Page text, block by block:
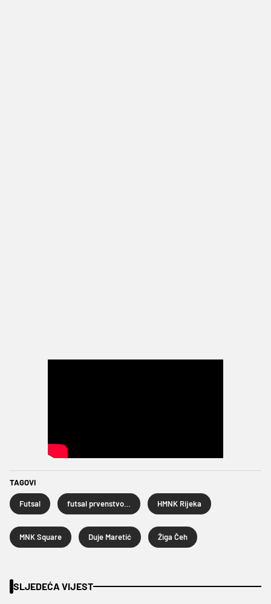
TAGOVI
Futsal HMNK Rijeka
MNK Square Duje Maretić Žiga Čeh
SLJEDEĆA VIJEST